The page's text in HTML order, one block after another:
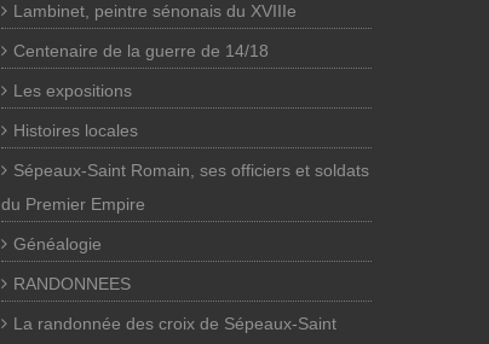
Lambinet, peintre sénonais du XVIIIe
Centenaire de la guerre de 14/18
Les expositions
Histoires locales
Sépeaux-Saint Romain, ses officiers et soldats
du Premier Empire
Généalogie
RANDONNEES
La randonnée des croix de Sépeaux-Saint